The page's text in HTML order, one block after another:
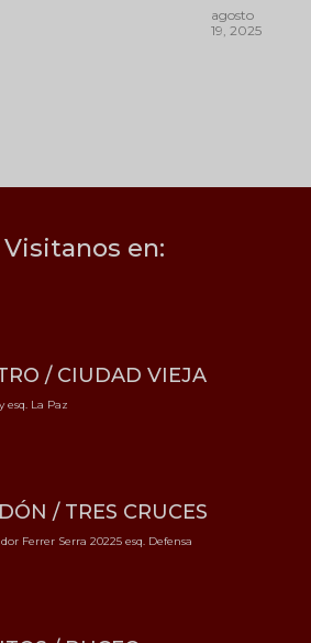
agosto
19, 2025
Visitanos en:
/ CIUDAD VIEJA
esq. La Paz
/ TRES CRUCES
Ferrer Serra 20225 esq. Defensa